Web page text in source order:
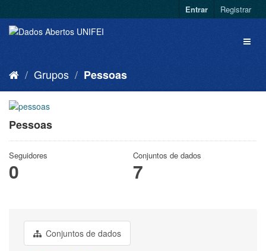
Entrar Registrar
Grupos Pessoas
Pessoas
Seguidores
0
Conjuntos de dados
7
Conjuntos de dados